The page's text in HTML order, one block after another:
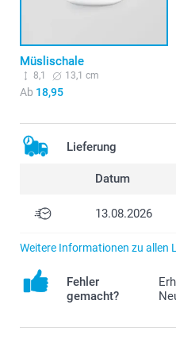
Müslischale
8,1 13,1 cm
Ab 18,95
Lieferung
Datum
13.08.2026
Weitere Informationen zu allen
Fehler
gemacht?